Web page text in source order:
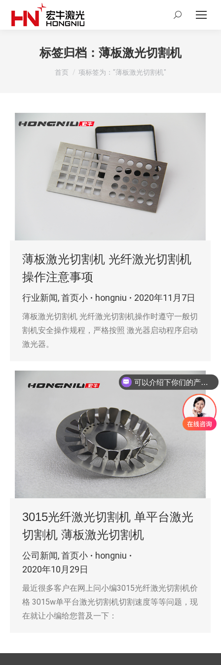
Search:
标签归档： 薄板激光切割机
您在这里：
首页 项标签为："薄板激光切割机"
薄板激光切割机 光纤激光切割机
操作注意事项
行业新闻,首页小 hongniu 2020年11月7日
薄板激光切割机 光纤激光切割机操作时遵守一般切
割机安全操作规程，严格按照 激光器启动程序启动
激光器。
3015光纤激光切割机 单平台激光
切割机 薄板激光切割机
公司新闻,首页小
hongniu
2020年10月29日
最近很多客户在网上问小编3015光纤激光切割机价
格 3015w单平台激光切割机切割速度等等问题，现
在就让小编给您普及一下：
可以介绍下你们的产品么